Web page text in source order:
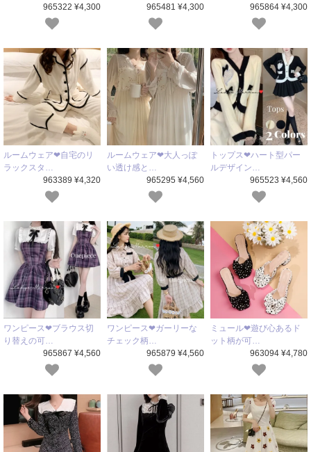
965322 ¥4,300
965481 ¥4,300
965864 ¥4,300
ルームウェア❤自宅のリ
ラックスタ…
963389 ¥4,320
ルームウェア❤大人っぽ
い透け感と…
965295 ¥4,560
トップス❤ハート型パー
ルデザイン…
965523 ¥4,560
ワンピース❤ブラウス切
り替えの可…
965867 ¥4,560
ワンピース❤ガーリーな
チェック柄…
965879 ¥4,560
ミュール❤遊び心あるド
ット柄が可…
963094 ¥4,780